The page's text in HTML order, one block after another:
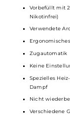
Modernes
Poppiger
Integrierte
LED
Vorbefüllt